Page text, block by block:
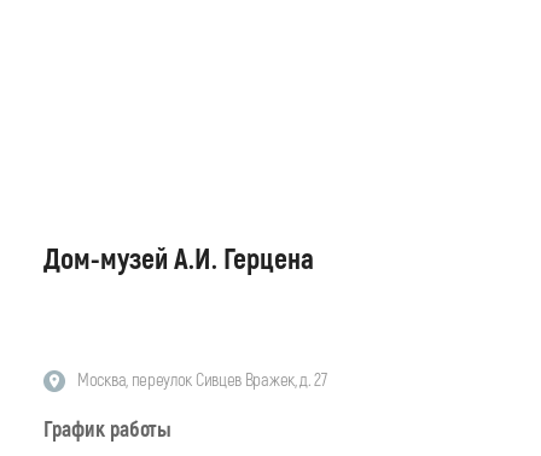
Дом-музей А.И. Герцена
Москва, переулок Сивцев Вражек, д. 27
График работы